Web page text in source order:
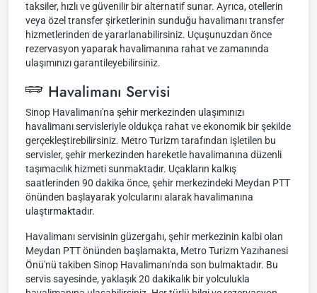
taksiler, hızlı ve güvenilir bir alternatif sunar. Ayrıca, otellerin
veya özel transfer şirketlerinin sunduğu havalimanı transfer
hizmetlerinden de yararlanabilirsiniz. Uçuşunuzdan önce
rezervasyon yaparak havalimanına rahat ve zamanında
ulaşımınızı garantileyebilirsiniz.
Havalimanı Servisi
Sinop Havalimanı'na şehir merkezinden ulaşımınızı
havalimanı servisleriyle oldukça rahat ve ekonomik bir şekilde
gerçekleştirebilirsiniz. Metro Turizm tarafından işletilen bu
servisler, şehir merkezinden hareketle havalimanına düzenli
taşımacılık hizmeti sunmaktadır. Uçakların kalkış
saatlerinden 90 dakika önce, şehir merkezindeki Meydan PTT
önünden başlayarak yolcularını alarak havalimanına
ulaştırmaktadır.
Havalimanı servisinin güzergahı, şehir merkezinin kalbi olan
Meydan PTT önünden başlamakta, Metro Turizm Yazıhanesi
Önü'nü takiben Sinop Havalimanı'nda son bulmaktadır. Bu
servis sayesinde, yaklaşık 20 dakikalık bir yolculukla